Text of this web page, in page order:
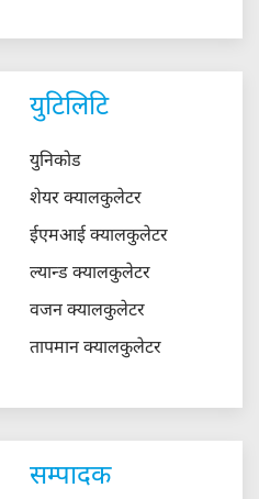
युटिलिटि
युनिकोड
शेयर क्यालकुलेटर
ईएमआई क्यालकुलेटर
ल्यान्ड क्यालकुलेटर
वजन क्यालकुलेटर
तापमान क्यालकुलेटर
सम्पादक